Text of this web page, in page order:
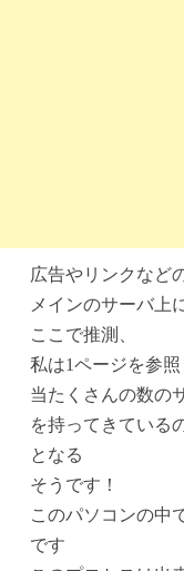
広告やリンクなど
メインのサーバ上
ここで推測、
私は1ページを参
当たくさんの数の
を持ってきている
となる
そうです！
このパソコンの中
です